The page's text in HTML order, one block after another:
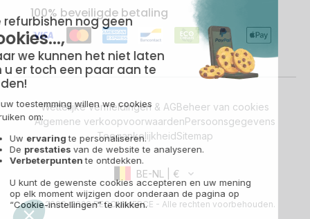
100% beveiligde betaling
Wettelijke vermeldingen & AGBeheer van cookies
Algemene verkoopvoorwaardenPersoonsgegevens
ToegankelijkheidSitemap
BE-NL | €
© 2009-2026 RECOMMERCE - Alle rechten voorbehouden.